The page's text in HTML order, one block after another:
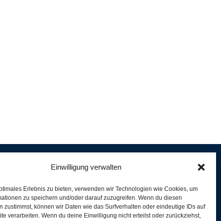
Einwilligung verwalten
Erlebnis zu bieten, verwenden wir Technologien wie Cookies, um
zu speichern und/oder darauf zuzugreifen. Wenn du diesen
zustimmst, können wir Daten wie das Surfverhalten oder eindeutige IDs auf
verarbeiten. Wenn du deine Einwilligung nicht erteilst oder zurückziehst,
und